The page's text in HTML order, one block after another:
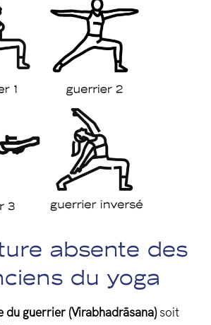
absente des
du yoga
du guerrier (Virabhadrāsana)soit